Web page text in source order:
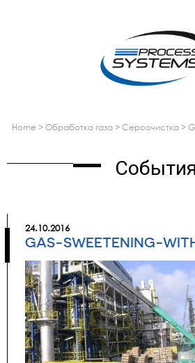
home > обработка газа> сероочистка>
События
24.10.2016
GAS-SWEETENING-